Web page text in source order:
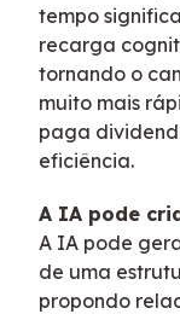
tempo
recarga
tornando o
muito mais
paga
eficiência.
A IA pode
A IA pode
de uma
propondo